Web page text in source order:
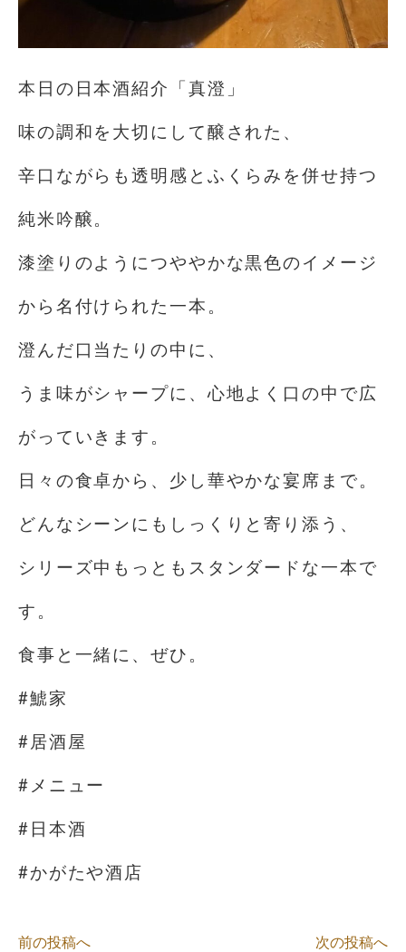
本日の日本酒紹介「真澄」
味の調和を大切にして醸された、
辛口ながらも透明感とふくらみを併せ持つ
純米吟醸。
漆塗りのようにつややかな黒色のイメージ
から名付けられた一本。
澄んだ口当たりの中に、
うま味がシャープに、心地よく口の中で広
がっていきます。
日々の食卓から、少し華やかな宴席まで。
どんなシーンにもしっくりと寄り添う、
シリーズ中もっともスタンダードな一本で
す。
食事と一緒に、ぜひ。
#鯱家
#居酒屋
#メニュー
#日本酒
#かがたや酒店
前の投稿へ 次の投稿へ